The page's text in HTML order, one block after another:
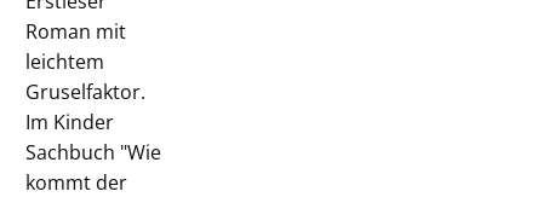
Roman mit
leichtem
Gruselfaktor.
Im Kinder
Sachbuch "Wie
kommt der